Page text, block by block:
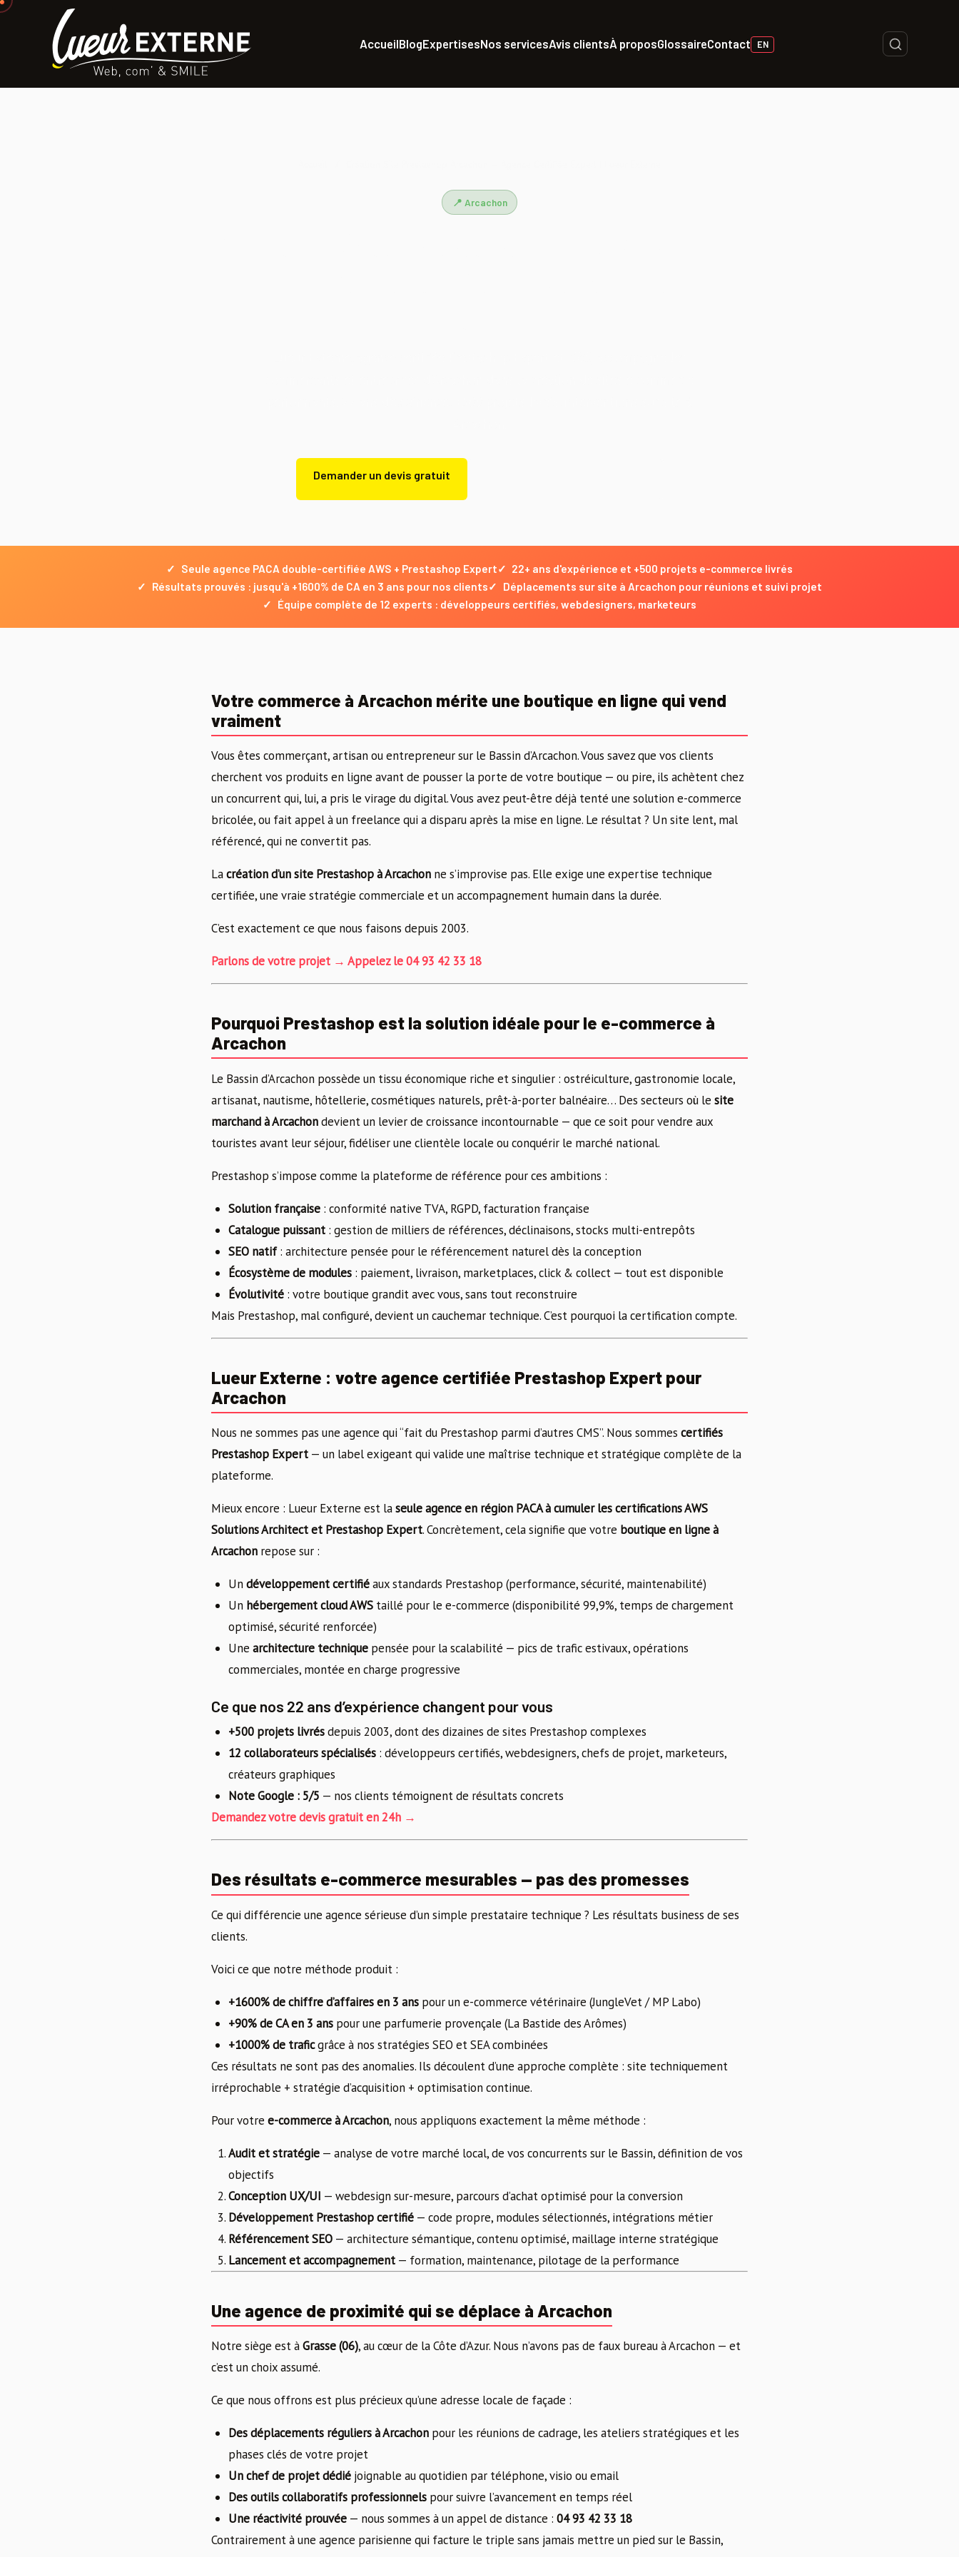
AccueilBlogExpertisesNos servicesAvis clientsÀ proposGlossaireContact EN
📍 Arcachon
Demander un devis gratuit
✓ Seule agence PACA double-certifiée AWS + Prestashop Expert✓ 22+ ans d'expérience et +500 projets e-commerce livrés
✓
Résultats prouvés : jusqu'à +1600% de CA en 3 ans pour nos clients✓
Déplacements sur site à Arcachon pour réunions et suivi projet
✓
Équipe complète de 12 experts : développeurs certifiés, webdesigners, marketeurs
Votre commerce à Arcachon mérite une boutique en ligne qui vend
vraiment
Vous êtes commerçant, artisan ou entrepreneur sur le Bassin d’Arcachon. Vous savez que vos clients
cherchent vos produits en ligne avant de pousser la porte de votre boutique — ou pire, ils achètent chez
un concurrent qui, lui, a pris le virage du digital. Vous avez peut-être déjà tenté une solution e-commerce
bricolée, ou fait appel à un freelance qui a disparu après la mise en ligne. Le résultat ? Un site lent, mal
référencé, qui ne convertit pas.
Lacréation d’un site Prestashop à Arcachon ne s’improvise pas. Elle exige une expertise technique
certifiée, une vraie stratégie commerciale et un accompagnement humain dans la durée.
C’est exactement ce que nous faisons depuis 2003.
Parlons de votre projet → Appelez le 04 93 42 33 18
Pourquoi Prestashop est la solution idéale pour le e-commerce à
Arcachon
Le Bassin d’Arcachon possède un tissu économique riche et singulier : ostréiculture, gastronomie locale,
artisanat, nautisme, hôtellerie, cosmétiques naturels, prêt-à-porter balnéaire… Des secteurs où le site
marchand à Arcachondevient un levier de croissance incontournable — que ce soit pour vendre aux
touristes avant leur séjour, fidéliser une clientèle locale ou conquérir le marché national.
Prestashop s’impose comme la plateforme de référence pour ces ambitions :
Solution française : conformité native TVA, RGPD, facturation française
Catalogue puissant : gestion de milliers de références, déclinaisons, stocks multi-entrepôts
SEO natif: architecture pensée pour le référencement naturel dès la conception
Écosystème de modules : paiement, livraison, marketplaces, click & collect — tout est disponible
Évolutivité : votre boutique grandit avec vous, sans tout reconstruire
Mais Prestashop, mal configuré, devient un cauchemar technique. C’est pourquoi la certification compte.
Lueur Externe : votre agence certifiée Prestashop Expert pour
Arcachon
Nous ne sommes pas une agence qui “fait du Prestashop parmi d’autres CMS”. Nous sommes certifiés
Prestashop Expert — un label exigeant qui valide une maîtrise technique et stratégique complète de la
plateforme.
Mieux encore : Lueur Externe est laseule agence en région PACA à cumuler les certifications AWS
Solutions Architect et Prestashop Expert. Concrètement, cela signifie que votre boutique en ligne à
Arcachon repose sur :
Un développement certifiéaux standards Prestashop (performance, sécurité, maintenabilité)
Un hébergement cloud AWS taillé pour le e-commerce (disponibilité 99,9%, temps de chargement
optimisé, sécurité renforcée)
Une architecture technique pensée pour la scalabilité — pics de trafic estivaux, opérations
commerciales, montée en charge progressive
Ce que nos 22 ans d’expérience changent pour vous
+500 projets livrésdepuis 2003, dont des dizaines de sites Prestashop complexes
12 collaborateurs spécialisés : développeurs certifiés, webdesigners, chefs de projet, marketeurs,
créateurs graphiques
Note Google : 5/5 — nos clients témoignent de résultats concrets
Demandez votre devis gratuit en 24h →
Des résultats e-commerce mesurables — pas des promesses
Ce qui différencie une agence sérieuse d’un simple prestataire technique ? Les résultats business de ses
clients.
Voici ce que notre méthode produit :
+1600% de chiffre d’affaires en 3 ans pour un e-commerce vétérinaire (JungleVet / MP Labo)
+90% de CA en 3 ans pour une parfumerie provençale (La Bastide des Arômes)
+1000% de traficgrâce à nos stratégies SEO et SEA combinées
Ces résultats ne sont pas des anomalies. Ils découlent d’une approche complète : site techniquement
irréprochable + stratégie d’acquisition + optimisation continue.
Pour votre e-commerce à Arcachon, nous appliquons exactement la même méthode :
Audit et stratégie — analyse de votre marché local, de vos concurrents sur le Bassin, définition de vos
objectifs
Conception UX/UI — webdesign sur-mesure, parcours d’achat optimisé pour la conversion
Développement Prestashop certifié — code propre, modules sélectionnés, intégrations métier
Référencement SEO — architecture sémantique, contenu optimisé, maillage interne stratégique
Lancement et accompagnement — formation, maintenance, pilotage de la performance
Une agence de proximité qui se déplace à Arcachon
Notre siège est àGrasse (06), au cœur de la Côte d’Azur. Nous n’avons pas de faux bureau à Arcachon — et
c’est un choix assumé.
Ce que nous offrons est plus précieux qu’une adresse locale de façade :
Des déplacements réguliers à Arcachon pour les réunions de cadrage, les ateliers stratégiques et les
phases clés de votre projet
Un chef de projet dédié joignable au quotidien par téléphone, visio ou email
Des outils collaboratifs professionnels pour suivre l’avancement en temps réel
Une réactivité prouvée — nous sommes à un appel de distance : 04 93 42 33 18
Contrairement à une agence parisienne qui facture le triple sans jamais mettre un pied sur le Bassin,